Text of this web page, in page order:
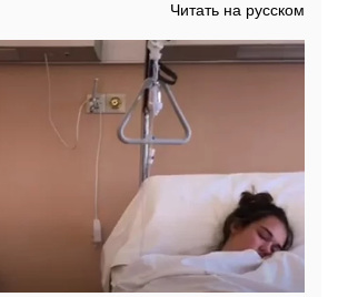
Читать на русском